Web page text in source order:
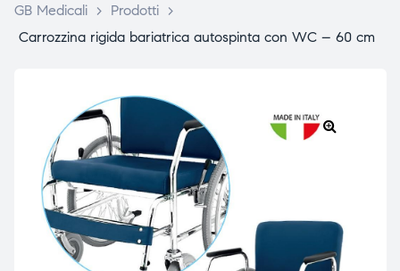
GB Medicali > Prodotti
>
Carrozzina rigida bariatrica autospinta con WC – 60 cm